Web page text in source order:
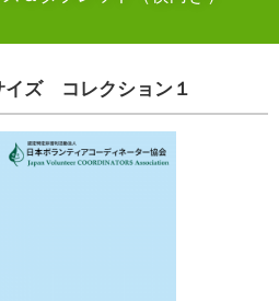
ズ コレクション１